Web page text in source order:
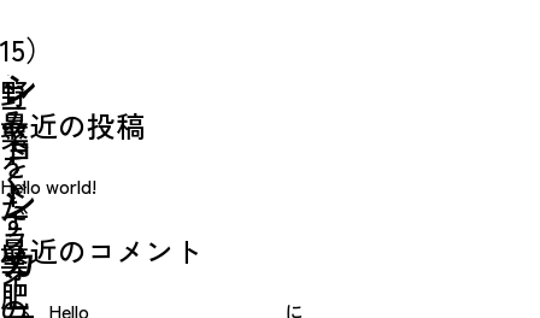
ク
シ
ョ
ン
カ
生
ご
み
を
た
い
肥
フ
ー
ド
ド
ラ
イ
15）
野
菜
く
ず
等
の
最近の投稿
Hello world!
最近のコメント
Hello
に